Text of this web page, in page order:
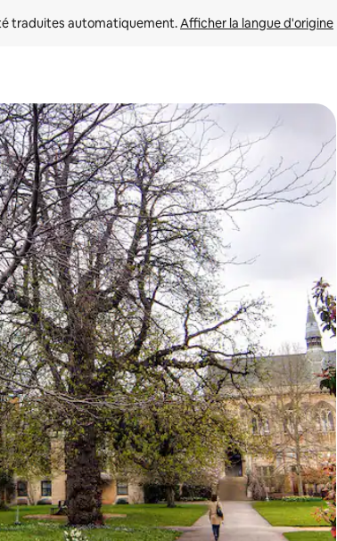
traduites automatiquement. Afficher la langue d'origine
pour les parcourir ou en appuyant et en faisant glisser.